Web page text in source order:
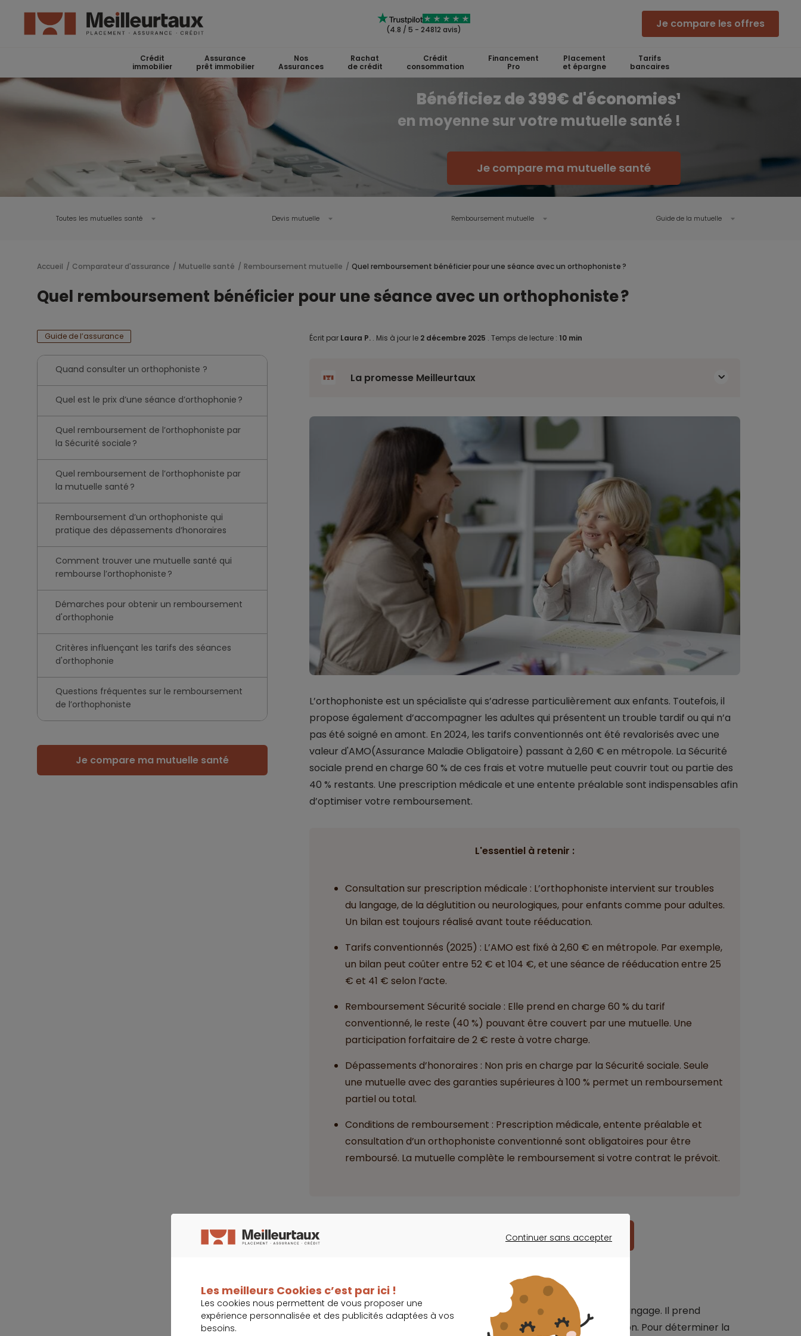
(4.8 / 5 - 24812 avis) Je compare les offres
Crédit
immobilier
Assurance
prêt immobilier
Nos
Assurances
Rachat
de crédit
Crédit
consommation
Financement
Pro
Placement
et épargne
Tarifs
bancaires
Bénéficiez de 399€ d'économies¹
en moyenne sur votre mutuelle santé !
Je compare ma mutuelle santé
Toutes les mutuelles santé Devis mutuelle Remboursement mutuelle Guide de la mutuelle
Accueil Comparateur d'assurance Mutuelle santé Remboursement mutuelle Quel remboursement bénéficier pour une séance avec un orthophoniste ?
Quel remboursement bénéficier pour une séance avec un orthophoniste ?
Guide de l’assurance
Quand consulter un orthophoniste ?
Quel est le prix d’une séance d’orthophonie ?
Quel remboursement de l’orthophoniste par
la Sécurité sociale ?
Quel remboursement de l’orthophoniste par
la mutuelle santé ?
Remboursement d’un orthophoniste qui
pratique des dépassements d’honoraires
Comment trouver une mutuelle santé qui
rembourse l’orthophoniste ?
Démarches pour obtenir un remboursement
d'orthophonie
Critères influençant les tarifs des séances
d'orthophonie
Questions fréquentes sur le remboursement
de l’orthophoniste
Je compare ma mutuelle santé
Écrit par Laura P. . Mis à jour le 2 décembre 2025 . Temps de lecture : 10 min
La promesse Meilleurtaux
L’orthophoniste est un spécialiste qui s’adresse particulièrement aux enfants. Toutefois, il
propose également d’accompagner les adultes qui présentent un trouble tardif ou qui n’a
pas été soigné en amont. En 2024, les tarifs conventionnés ont été revalorisés avec une
valeur d'AMO(Assurance Maladie Obligatoire) passant à 2,60 € en métropole. La Sécurité
sociale prend en charge 60 % de ces frais et votre mutuelle peut couvrir tout ou partie des
40 % restants. Une prescription médicale et une entente préalable sont indispensables afin
d’optimiser votre remboursement.
L'essentiel à retenir :
Consultation sur prescription médicale : L’orthophoniste intervient sur troubles
du langage, de la déglutition ou neurologiques, pour enfants comme pour adultes.
Un bilan est toujours réalisé avant toute rééducation.
Tarifs conventionnés (2025) : L’AMO est fixé à 2,60 € en métropole. Par exemple,
un bilan peut coûter entre 52 € et 104 €, et une séance de rééducation entre 25
€ et 41 € selon l’acte.
Remboursement Sécurité sociale : Elle prend en charge 60 % du tarif
conventionné, le reste (40 %) pouvant être couvert par une mutuelle. Une
participation forfaitaire de 2 € reste à votre charge.
Dépassements d’honoraires : Non pris en charge par la Sécurité sociale. Seule
une mutuelle avec des garanties supérieures à 100 % permet un remboursement
partiel ou total.
Conditions de remboursement : Prescription médicale, entente préalable et
consultation d’un orthophoniste conventionné sont obligatoires pour être
remboursé. La mutuelle complète le remboursement si votre contrat le prévoit.
Je trouve la meilleure assurance santé
Quand consulter un orthophoniste ?
Ce professionnel de santé a pour mission de traiter les troubles du langage. Il prend
également en charge les troubles de la respiration et de la déglutition. Pour déterminer la
Continuer sans accepter
Les meilleurs Cookies c’est par ici !
Les cookies nous permettent de vous proposer une
expérience personnalisée et des publicités adaptées à vos
besoins.